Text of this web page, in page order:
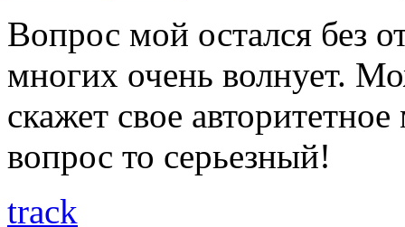
Вопрос мой остался без
многих очень волнует.
скажет свое
вопрос то серьезный!
track